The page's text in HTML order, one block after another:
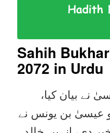
Sahih
2072 in Urdu
نے بیان کیا،
عیسیٰ بن یونس نے